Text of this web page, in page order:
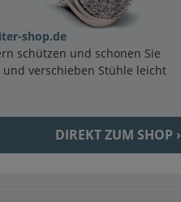
shop.de
schützen und schonen Sie
und verschieben Stühle leicht
DIREKT ZUM SHOP ›